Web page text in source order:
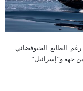
الطابع الجيوفضائي